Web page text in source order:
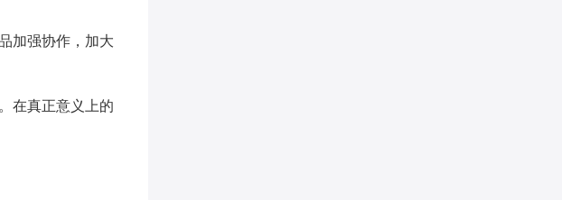
加强协作，加大
在真正意义上的